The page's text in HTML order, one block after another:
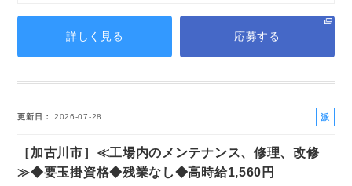
詳しく見る 応募する
更新日 2026-07-28
派
［加古川市］≪工場内のメンテナンス、修理、改修
≫◆要玉掛資格◆残業なし◆高時給1,560円